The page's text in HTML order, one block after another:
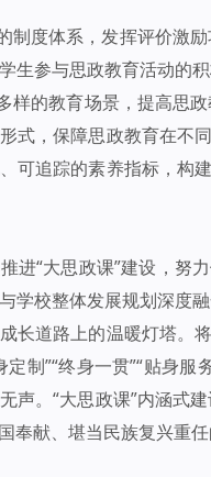
制度体系，发挥评价激
生参与思政教育活动的
样的教育场景，提高思
式，保障思政教育在不
可追踪的素养指标，
进“大思政课”建设，努
学校整体发展规划深度
长道路上的温暖灯塔。
制”“终身一贯”“贴身
声。“大思政课”内涵式
奉献、堪当民族复兴重